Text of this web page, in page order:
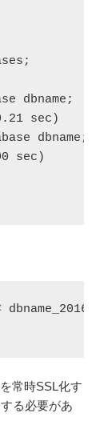
dbname;
sec)
dbname;
sec)
常時SSL化す
る必要があ